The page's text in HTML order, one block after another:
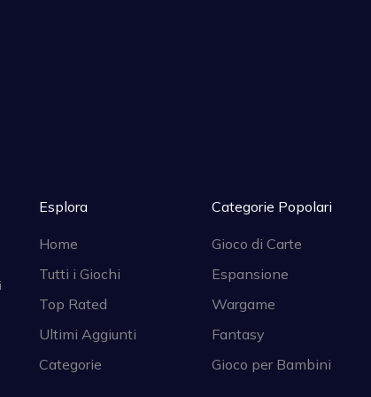
Esplora
Home
Tutti i Giochi
Top Rated
Ultimi Aggiunti
Categorie
Categorie Popolari
Gioco di Carte
Espansione
Wargame
Fantasy
Gioco per Bambini